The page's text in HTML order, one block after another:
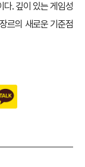
. 깊이 있는 게임성
르의 새로운 기준점